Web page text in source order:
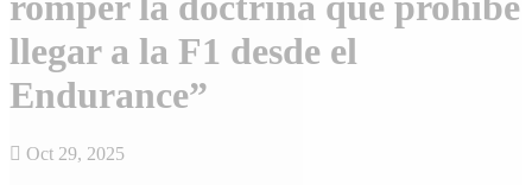
llegar a la F1 desde el
Endurance”
Oct 29, 2025